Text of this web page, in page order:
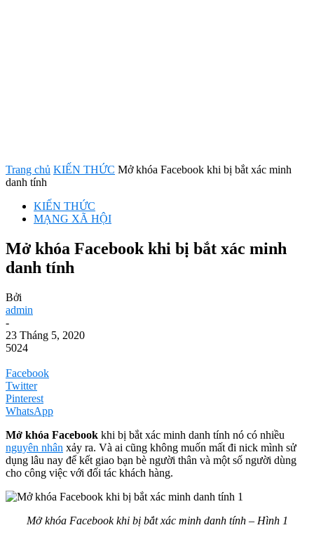
Trang chủ KIẾN THỨC Mở khóa Facebook khi bị bắt xác minh
danh tính
KIẾN THỨC
MẠNG XÃ HỘI
Mở khóa Facebook khi bị bắt xác minh
danh tính
Bởi
admin
-
23 Tháng 5, 2020
5024
Facebook
Twitter
Pinterest
WhatsApp
Mở khóa Facebook khi bị bắt xác minh danh tính nó có nhiều
nguyên nhân xảy ra. Và ai cũng không muốn mất đi nick mình sử
dụng lâu nay để kết giao bạn bè người thân và một số người dùng
cho công việc với đối tác khách hàng.
Mở khóa Facebook khi bị bắt xác minh danh tính – Hình 1